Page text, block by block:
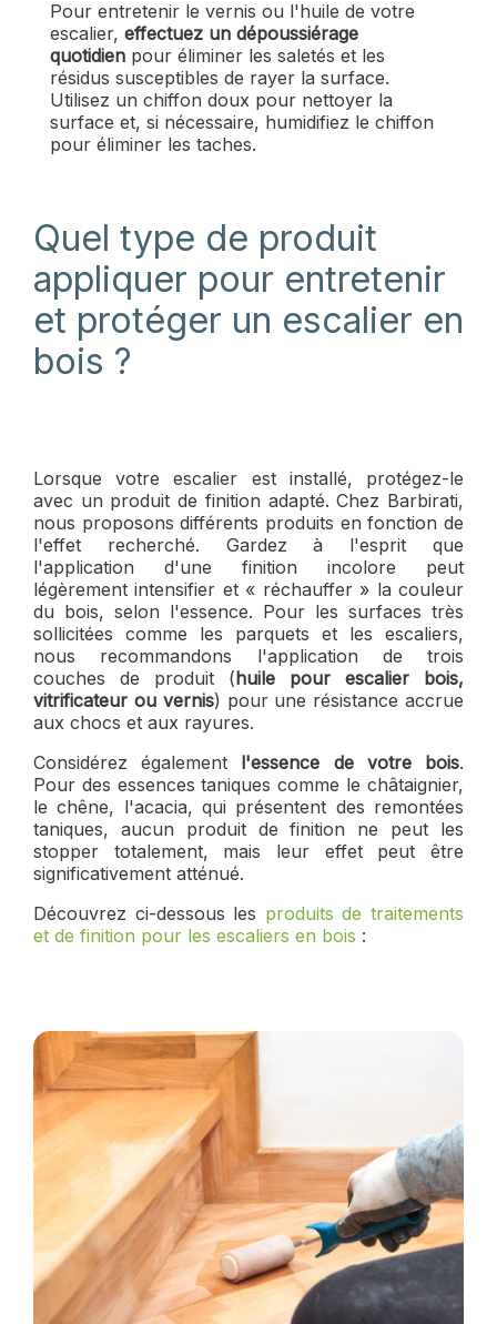
Pour entretenir le vernis ou l'huile de votre
escalier, effectuez un dépoussiérage
quotidien pour éliminer les saletés et les
résidus susceptibles de rayer la surface.
Utilisez un chiffon doux pour nettoyer la
surface et, si nécessaire, humidifiez le chiffon
pour éliminer les taches.
Quel type de produit
appliquer pour entretenir
et protéger un escalier en
bois ?
Lorsque votre escalier est installé, protégez-le
avec un produit de finition adapté. Chez Barbirati,
nous proposons différents produits en fonction de
l'effet recherché. Gardez à l'esprit que
l'application d'une finition incolore peut
légèrement intensifier et « réchauffer » la couleur
du bois, selon l'essence. Pour les surfaces très
sollicitées comme les parquets et les escaliers,
nous recommandons l'application de trois
couches de produit (huile pour escalier bois,
vitrificateur ou vernis) pour une résistance accrue
aux chocs et aux rayures.
Considérez également l'essence de votre bois.
Pour des essences taniques comme le châtaignier,
le chêne, l'acacia, qui présentent des remontées
taniques, aucun produit de finition ne peut les
stopper totalement, mais leur effet peut être
significativement atténué.
Découvrez ci-dessous les produits de traitements
et de finition pour les escaliers en bois :